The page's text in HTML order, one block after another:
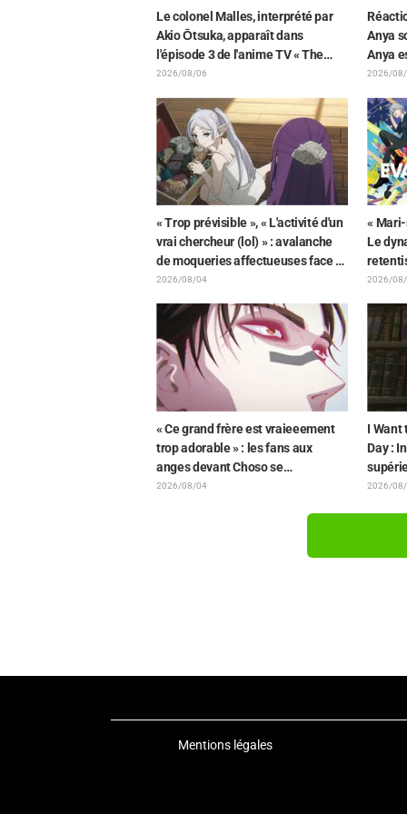
Le colonel Malles, interprété par
Akio Ōtsuka, apparaît dans
l'épisode 3 de l'anime TV « The
Ghost in the Shell » ! Commentaire
dévoilés
2026/08/06
Anya
Anya
2026/
« Trop prévisible », « L'activité d'un
vrai chercheur (lol) » : avalanche
de moqueries affectueuses face à
la peluche de Frieren piégée par
de « Frieren »
2026/08/04
«
Le
Neon
2026/
« Ce grand frère est vraieeement
trop adorable » : les fans aux
anges devant Choso se
rapprochant de Yūji Itadori sur
2026/08/04
I Want
Day :
bande-
2026/
Mentions légales